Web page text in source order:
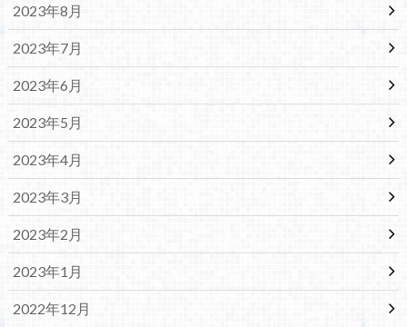
2023年8月
2023年7月
2023年6月
2023年5月
2023年4月
2023年3月
2023年2月
2023年1月
2022年12月